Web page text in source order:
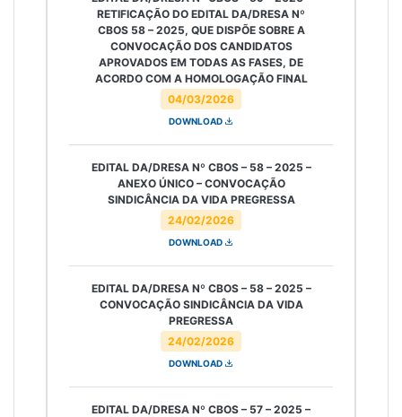
04/03/2026
RETIFICAÇÃO DO EDITAL DA/DRESA Nº
CBOS 58 – 2025, QUE DISPÕE SOBRE A
CONVOCAÇÃO DOS CANDIDATOS
APROVADOS EM TODAS AS FASES, DE
ACORDO COM A HOMOLOGAÇÃO FINAL
DOWNLOAD
24/02/2026
EDITAL DA/DRESA Nº CBOS – 58 – 2025 –
ANEXO ÚNICO – CONVOCAÇÃO
SINDICÂNCIA DA VIDA PREGRESSA
DOWNLOAD
24/02/2026
EDITAL DA/DRESA Nº CBOS – 58 – 2025 –
CONVOCAÇÃO SINDICÂNCIA DA VIDA
PREGRESSA
DOWNLOAD
EDITAL DA/DRESA Nº CBOS – 57 – 2025 –